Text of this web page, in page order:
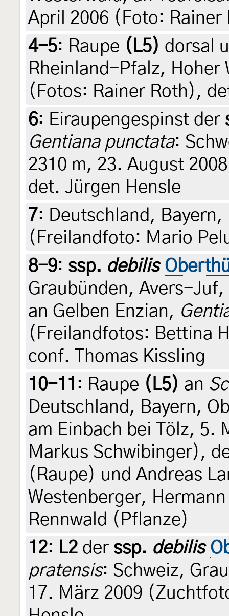
April 2006 (Foto:
4-5: Raupe (L5) dorsal
Rheinland-Pfalz, Hoher
(Fotos: Rainer Roth),
6: Eiraupengespinst der
Gentiana punctata:
2310 m, 23. August
det. Jürgen Hensle
7: Deutschland,
(Freilandfoto: Mario
8-9: ssp. debilis
Graubünden, Avers-
an Gelben Enzian,
(Freilandfotos: Bettina
conf. Thomas Kissling
10-11 : Raupe (L5) an
Deutschland, Bayern,
am Einbach bei Tölz, 5.
Markus Schwibinger),
(Raupe) und Andreas
Westenberger,
Rennwald (Pflanze)
12: L2 der ssp. debilis
pratensis: Schweiz,
17. März 2009